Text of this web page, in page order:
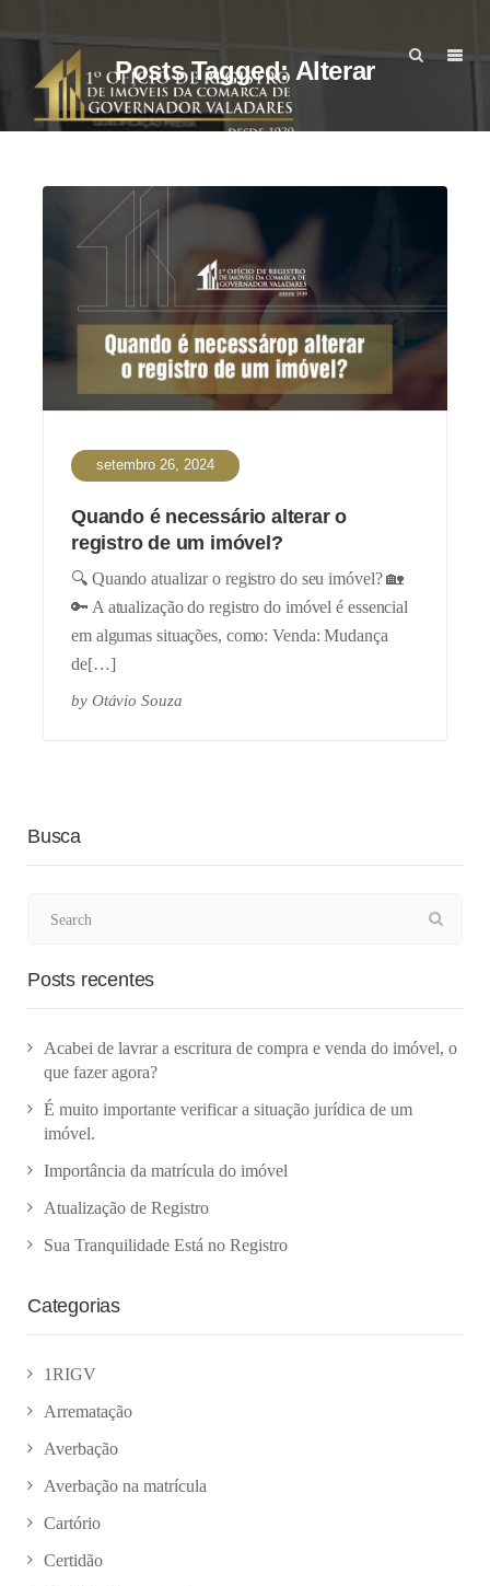
Posts Tagged: Alterar
setembro 26, 2024
Quando é necessário alterar o
registro de um imóvel?
🔍 Quando atualizar o registro do seu imóvel? 🏡
🔑 A atualização do registro do imóvel é essencial
em algumas situações, como: Venda: Mudança
de[…]
by Otávio Souza
Busca
Posts recentes
Acabei de lavrar a escritura de compra e venda do imóvel, o
que fazer agora?
É muito importante verificar a situação jurídica de um
imóvel.
Importância da matrícula do imóvel
Atualização de Registro
Sua Tranquilidade Está no Registro
Categorias
1RIGV
Arrematação
Averbação
Averbação na matrícula
Cartório
Certidão